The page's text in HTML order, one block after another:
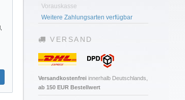
Vorauskasse
Weitere Zahlungsarten verfügbar
VERSAND
Versandkostenfrei innerhalb Deutschlands,
ab 150 EUR Bestellwert